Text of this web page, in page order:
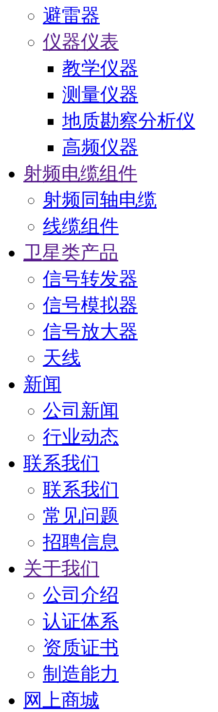
避雷器
仪器仪表
教学仪器
测量仪器
地质勘察分析仪
高频仪器
射频电缆组件
射频同轴电缆
线缆组件
卫星类产品
信号转发器
信号模拟器
信号放大器
天线
新闻
公司新闻
行业动态
联系我们
联系我们
常见问题
招聘信息
关于我们
公司介绍
认证体系
资质证书
制造能力
网上商城